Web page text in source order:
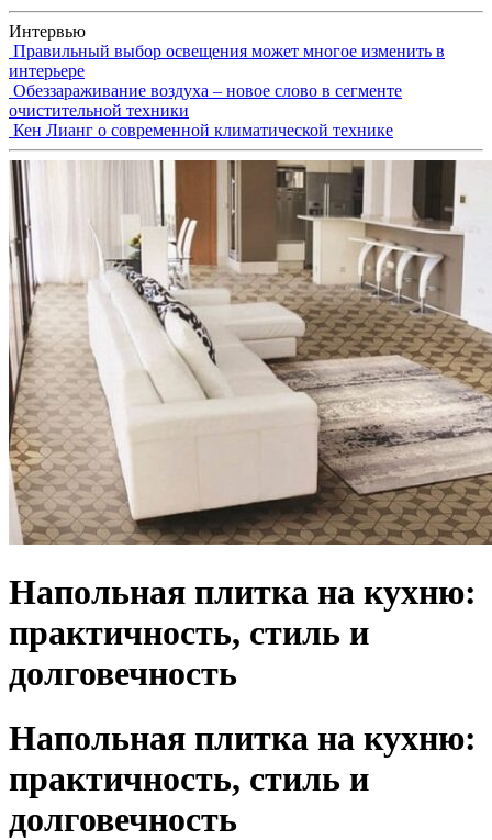
Интервью
Правильный выбор освещения может многое изменить в
интерьере
Обеззараживание воздуха – новое слово в сегменте
очистительной техники
Кен Лианг о современной климатической технике
Напольная плитка на кухню:
практичность, стиль и
долговечность
Напольная плитка на кухню:
практичность, стиль и
долговечность